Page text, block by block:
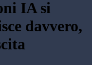
IA si
davvero,